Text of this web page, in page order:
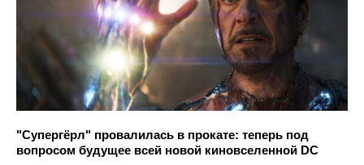
"Супергёрл" провалилась в прокате: теперь под
вопросом будущее всей новой киновселенной DC